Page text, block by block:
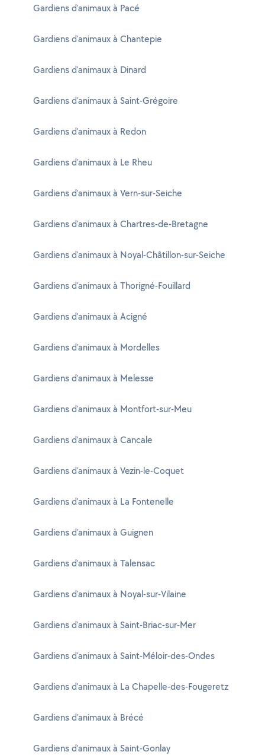
Gardiens d'animaux à Pacé
Gardiens d'animaux à Chantepie
Gardiens d'animaux à Dinard
Gardiens d'animaux à Saint-Grégoire
Gardiens d'animaux à Redon
Gardiens d'animaux à Le Rheu
Gardiens d'animaux à Vern-sur-Seiche
Gardiens d'animaux à Chartres-de-Bretagne
Gardiens d'animaux à Noyal-Châtillon-sur-Seiche
Gardiens d'animaux à Thorigné-Fouillard
Gardiens d'animaux à Acigné
Gardiens d'animaux à Mordelles
Gardiens d'animaux à Melesse
Gardiens d'animaux à Montfort-sur-Meu
Gardiens d'animaux à Cancale
Gardiens d'animaux à Vezin-le-Coquet
Gardiens d'animaux à La Fontenelle
Gardiens d'animaux à Guignen
Gardiens d'animaux à Talensac
Gardiens d'animaux à Noyal-sur-Vilaine
Gardiens d'animaux à Saint-Briac-sur-Mer
Gardiens d'animaux à Saint-Méloir-des-Ondes
Gardiens d'animaux à La Chapelle-des-Fougeretz
Gardiens d'animaux à Brécé
Gardiens d'animaux à Saint-Gonlay